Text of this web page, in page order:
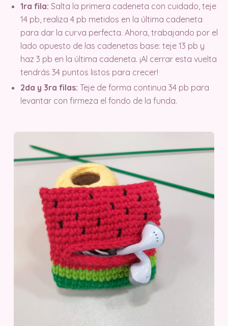
1ra fila: Salta la primera cadeneta con cuidado, teje
14 pb, realiza 4 pb metidos en la última cadeneta
para dar la curva perfecta. Ahora, trabajando por el
lado opuesto de las cadenetas base: teje 13 pb y
haz 3 pb en la última cadeneta. ¡Al cerrar esta vuelta
tendrás 34 puntos listos para crecer!
2da y 3ra filas: Teje de forma continua 34 pb para
levantar con firmeza el fondo de la funda.